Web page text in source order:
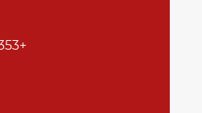
+86-18271474353